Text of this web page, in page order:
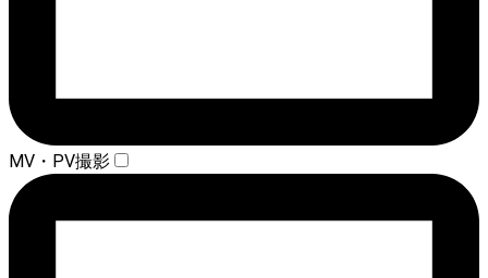
MV・PV撮影